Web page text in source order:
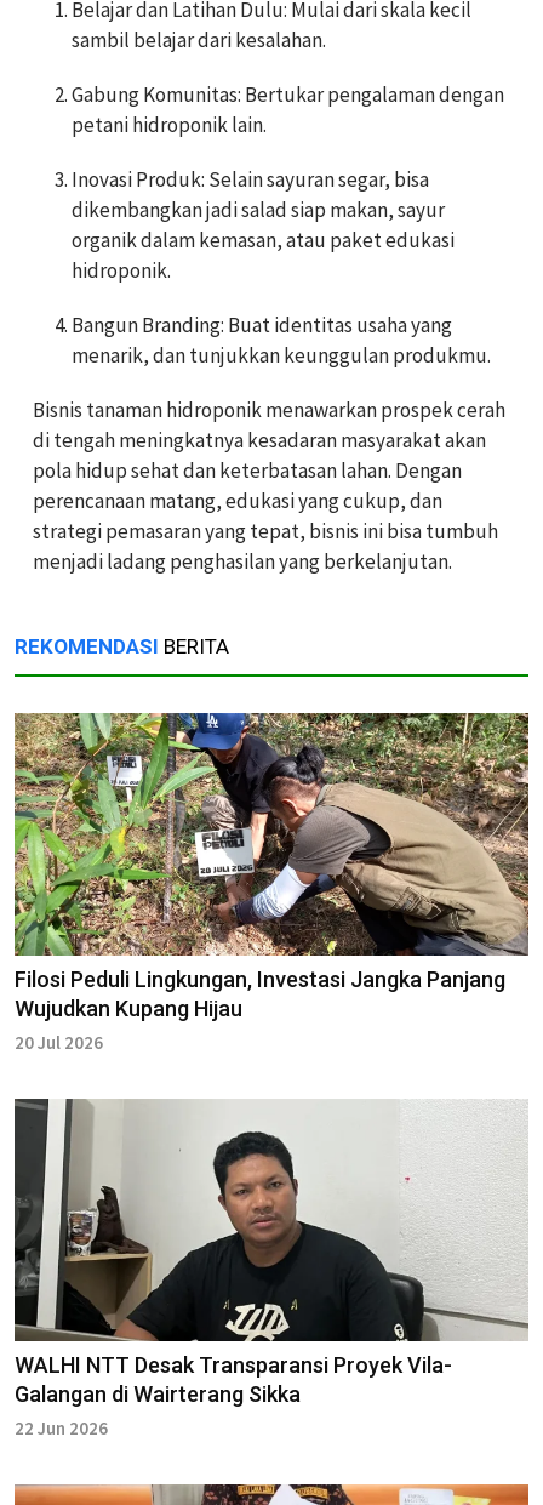
Belajar dan Latihan Dulu: Mulai dari skala kecil
sambil belajar dari kesalahan.
Gabung Komunitas: Bertukar pengalaman dengan
petani hidroponik lain.
Inovasi Produk: Selain sayuran segar, bisa
dikembangkan jadi salad siap makan, sayur
organik dalam kemasan, atau paket edukasi
hidroponik.
Bangun Branding: Buat identitas usaha yang
menarik, dan tunjukkan keunggulan produkmu.
Bisnis tanaman hidroponik menawarkan prospek cerah
di tengah meningkatnya kesadaran masyarakat akan
pola hidup sehat dan keterbatasan lahan. Dengan
perencanaan matang, edukasi yang cukup, dan
strategi pemasaran yang tepat, bisnis ini bisa tumbuh
menjadi ladang penghasilan yang berkelanjutan.
REKOMENDASI BERITA
Filosi Peduli Lingkungan, Investasi Jangka Panjang
Wujudkan Kupang Hijau
20 Jul 2026
WALHI NTT Desak Transparansi Proyek Vila-
Galangan di Wairterang Sikka
22 Jun 2026